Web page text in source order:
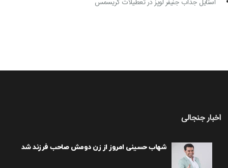
اخبار جنجالی
شهاب حسینی امروز از زن دومش صاحب فرزند شد